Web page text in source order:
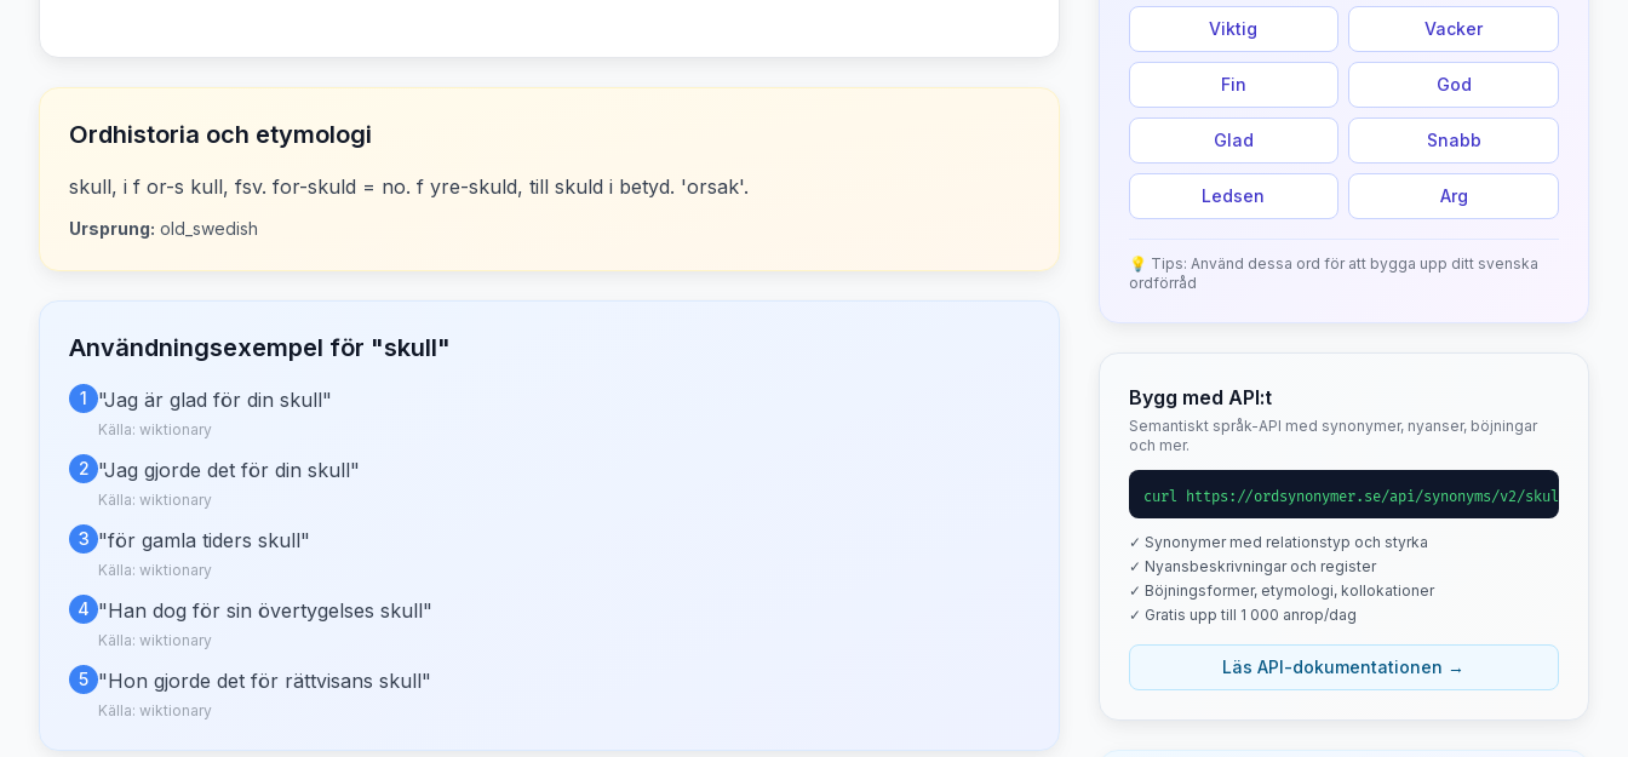
Ordhistoria och etymologi
skull, i f or-s kull, fsv. for-skuld = no. f yre-skuld, till skuld i betyd. 'orsak'.
Ursprung: old_swedish
Användningsexempel för "skull"
1 "Jag är glad för din skull"
Källa: wiktionary
2 "Jag gjorde det för din skull"
Källa: wiktionary
3 "för gamla tiders skull"
Källa: wiktionary
4 "Han dog för sin övertygelses skull"
Källa: wiktionary
5 "Hon gjorde det för rättvisans skull"
Källa: wiktionary
Viktig Vacker
Fin God
Glad Snabb
Ledsen Arg
💡 Tips: Använd dessa ord för att bygga upp ditt svenska
ordförråd
Bygg med API:t
Semantiskt språk-API med synonymer, nyanser, böjningar
och mer.
curl https://ordsynonymer.se/api/synonyms/v2/skull
✓ Synonymer med relationstyp och styrka
✓ Nyansbeskrivningar och register
✓ Böjningsformer, etymologi, kollokationer
✓ Gratis upp till 1 000 anrop/dag
Läs API-dokumentationen →